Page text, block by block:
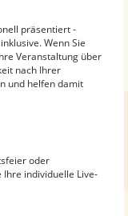
präsentiert -
Wenn Sie
Veranstaltung über
nach Ihrer
und helfen damit
oder
individuelle Live-